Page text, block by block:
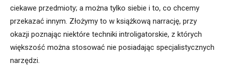
ciekawe przedmioty; a można tylko siebie i to, co chcemy
przekazać innym. Złożymy to w książkową narrację, przy
okazji poznając niektóre techniki introligatorskie, z których
większość można stosować nie posiadając specjalistycznych
narzędzi.